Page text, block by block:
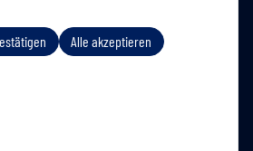
Alle akzeptieren